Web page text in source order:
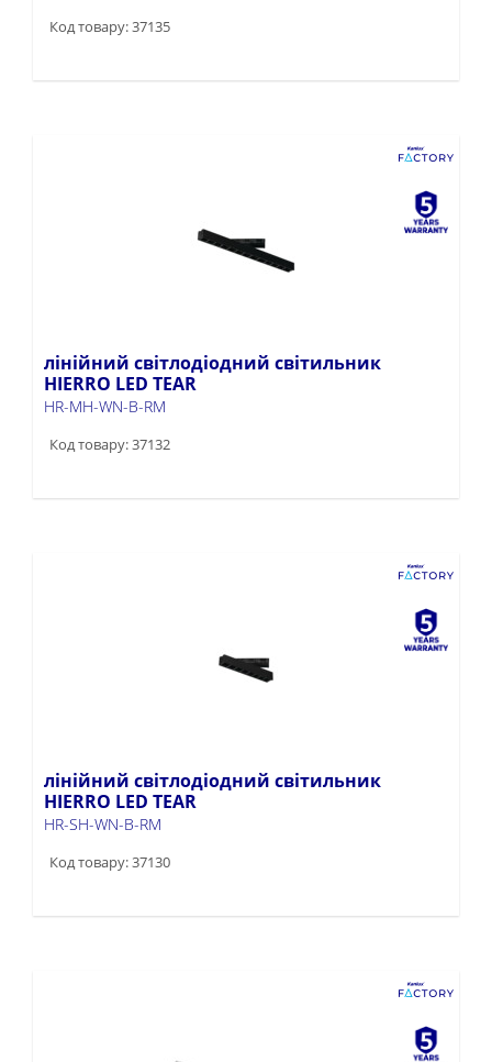
Код товару: 37135
лінійний світлодіодний світильник
HIERRO LED TEAR
HR-MH-WN-B-RM
Код товару: 37132
лінійний світлодіодний світильник
HIERRO LED TEAR
HR-SH-WN-B-RM
Код товару: 37130